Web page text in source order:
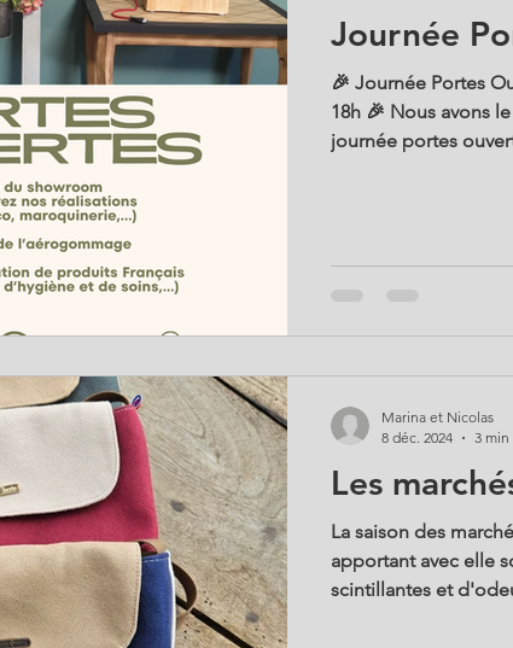
Journée
🎉 Journée Portes
18h 🎉 Nous avons le plaisir de vous inviter à notre
journée portes
Les
La saison des
apportant avec elle
scintillantes et
Marina et Nicolas
8 déc. 2024
3